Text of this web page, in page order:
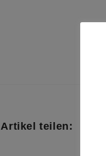
Artikel teilen: